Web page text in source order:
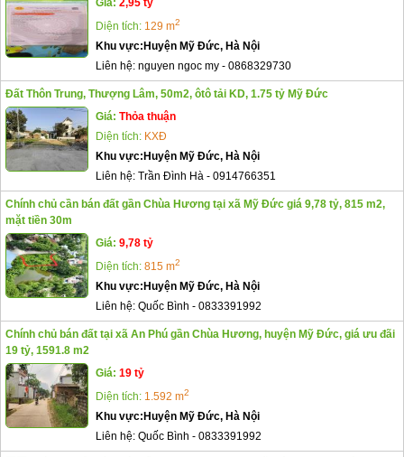
Giá: 2,95 tỷ
Diện tích: 129 m2
Khu vực: Huyện Mỹ Đức, Hà Nội
Liên hệ: nguyen ngoc my - 0868329730
Đất Thôn Trung, Thượng Lâm, 50m2, ôtô tải KD, 1.75 tỷ Mỹ Đức
Giá: Thỏa thuận
Diện tích: KXĐ
Khu vực: Huyện Mỹ Đức, Hà Nội
Liên hệ: Trần Đình Hà - 0914766351
Chính chủ cần bán đất gần Chùa Hương tại xã Mỹ Đức giá 9,78 tỷ, 815 m2,
mặt tiền 30m
Giá: 9,78 tỷ
Diện tích: 815 m2
Khu vực: Huyện Mỹ Đức, Hà Nội
Liên hệ: Quốc Bình - 0833391992
Chính chủ bán đất tại xã An Phú gần Chùa Hương, huyện Mỹ Đức, giá ưu đãi
19 tỷ, 1591.8 m2
Giá: 19 tỷ
Diện tích: 1.592 m2
Khu vực: Huyện Mỹ Đức, Hà Nội
Liên hệ: Quốc Bình - 0833391992